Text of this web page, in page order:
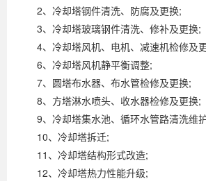
2、冷却塔钢件清洗、防腐及更换;
3、冷却塔玻璃钢件清洗、修补及更换;
4、冷却塔风机、电机、减速机检修及
6、冷却塔风机静平衡调整;
7、圆塔布水器、布水管检修及更换;
8、方塔淋水喷头、收水器检修及更换;
9、冷却塔集水池、循环水管路清洗维
10、冷却塔拆迁;
11、冷却塔结构形式改造;
12、冷却塔热力性能升级;